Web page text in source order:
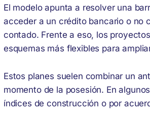
El modelo apunta a resolver una
acceder a un crédito bancario o no
contado. Frente a eso, los
esquemas más flexibles para
Estos planes suelen combinar un
momento de la posesión. En
índices de construcción o por